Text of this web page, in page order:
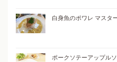
白身魚のポワレ マスタ
ポークソテーアップル